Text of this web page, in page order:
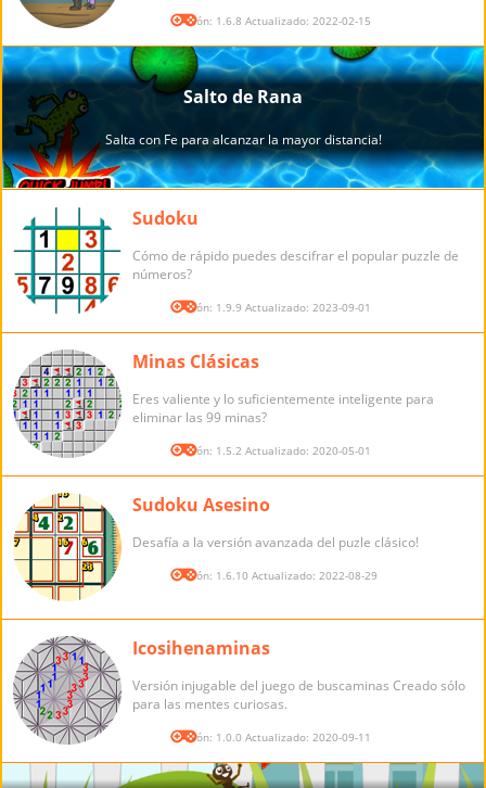
Versión: 1.6.8 Actualizado: 2022-02-15
Sudoku
Cómo de rápido puedes descifrar el popular puzzle de
números?
Versión: 1.9.9 Actualizado: 2023-09-01
Minas Clásicas
Eres valiente y lo suficientemente inteligente para
eliminar las 99 minas?
Versión: 1.5.2 Actualizado: 2020-05-01
Sudoku Asesino
Desafía a la versión avanzada del puzle clásico!
Versión: 1.6.10 Actualizado: 2022-08-29
Icosihenaminas
Versión injugable del juego de buscaminas Creado sólo
para las mentes curiosas.
Versión: 1.0.0 Actualizado: 2020-09-11